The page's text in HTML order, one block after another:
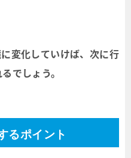
変化していけば、次に行
でしょう。
るポイント